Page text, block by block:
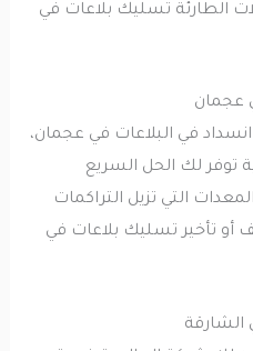
تسليك بلاعات في
في البلاعات في عجمان،
لك الحل السريع
التي تزيل التراكمات
تسليك بلاعات في